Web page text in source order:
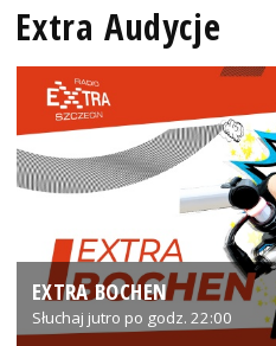
Extra Audycje
EXTRA BOCHEN
Słuchaj jutro po godz. 22:00